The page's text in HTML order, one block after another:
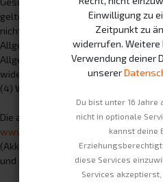
gelten auch für alle künftigen
nicht nochmals ausdrücklich
Allgemeinen Geschäftsbedingungen
Allgemeinen
widersprochen.
(4) Wir betreiben ein
Die aktuelle Servicenummer befindet
www.swobbee.com,
auf den von
(Akku-Wechsel/-Ladestationen)
und auf der Rückseite unserer RFID-
Einwilligung zu
Zeitpunkt zu
widerrufen. Weitere
Verwendung deiner
unserer
Du bist unter 16 Jahre
nicht in optionale
kannst deine
diese Services
Services